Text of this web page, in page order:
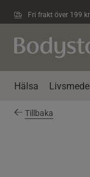
Fri frakt över 199 kr
Hälsa
Tillbaka